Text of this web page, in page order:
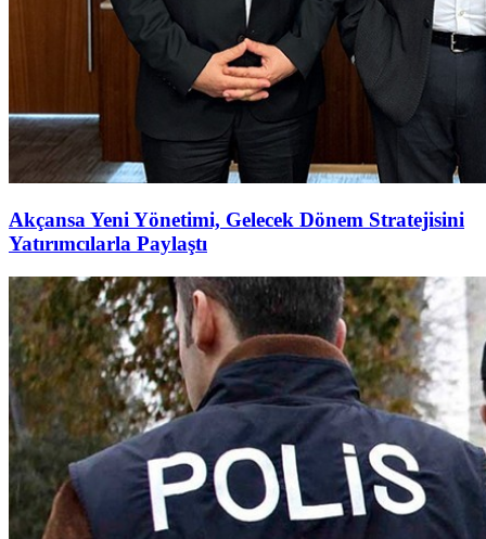
Akçansa Yeni Yönetimi, Gelecek Dönem Stratejisini
Yatırımcılarla Paylaştı